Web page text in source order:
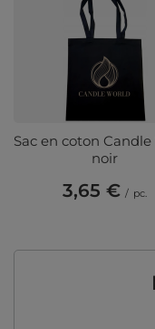
Sac en coton
noir
3,65 € / pc.